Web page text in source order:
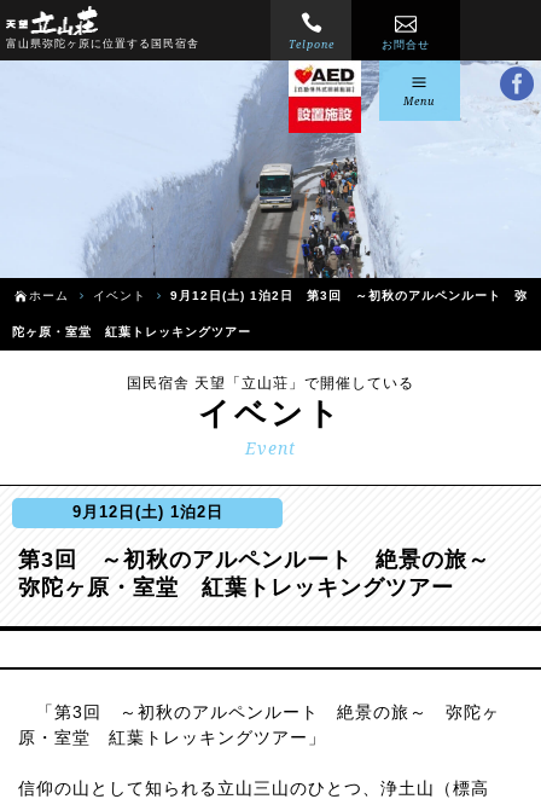
富山県弥陀ヶ原に位置する国民宿舎 Telpone お問合せ
Menu
ホーム イベント 9月12日(土) 1泊2日 第3回 ～初秋のアルペンルート 弥
陀ヶ原・室堂 紅葉トレッキングツアー
国民宿舎 天望「立山荘」で開催している
イベント
Event
9月12日(土) 1泊2日
第3回 ～初秋のアルペンルート 絶景の旅～
弥陀ヶ原・室堂 紅葉トレッキングツアー
「第3回 ～初秋のアルペンルート 絶景の旅～ 弥陀ヶ
原・室堂 紅葉トレッキングツアー」
信仰の山として知られる立山三山のひとつ、浄土山（標高